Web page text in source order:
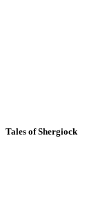
Tales of Shergiock